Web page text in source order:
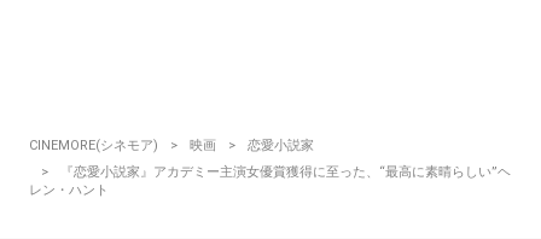
CINEMORE(シネモア) 映画
恋愛小説家
『恋愛小説家』アカデミー主演女優賞獲得に至った、“最高に素晴らしい”ヘ
レン・ハント